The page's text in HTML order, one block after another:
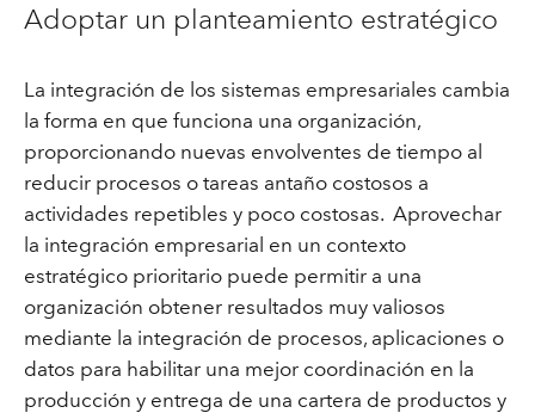
Adoptar un planteamiento estratégico
La integración de los sistemas empresariales cambia
la forma en que funciona una organización,
proporcionando nuevas envolventes de tiempo al
reducir procesos o tareas antaño costosos a
actividades repetibles y poco costosas. Aprovechar
la integración empresarial en un contexto
estratégico prioritario puede permitir a una
organización obtener resultados muy valiosos
mediante la integración de procesos, aplicaciones o
datos para habilitar una mejor coordinación en la
producción y entrega de una cartera de productos y